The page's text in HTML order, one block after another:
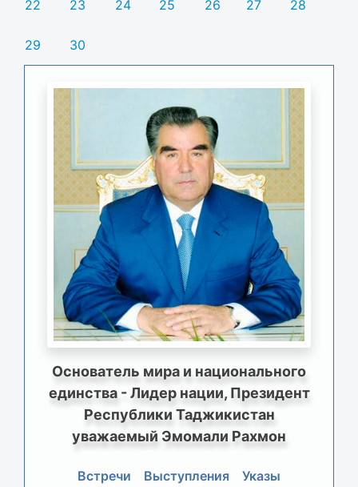
22 23 24 25 26 27 28
29 30
Основатель мира и национального
единства - Лидер нации, Президент
Республики Таджикистан
уважаемый Эмомали Рахмон
Встречи Выступления
Указы